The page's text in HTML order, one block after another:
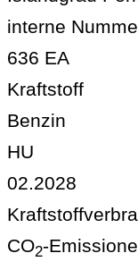
interne
636 EA
Kraftstoff
Benzin
HU
02.2028
CO2-